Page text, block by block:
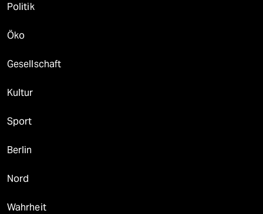
Politik
Öko
Gesellschaft
Kultur
Sport
Berlin
Nord
Wahrheit